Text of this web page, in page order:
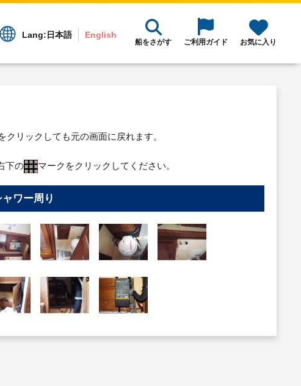
Lang: 日本語 English
船をさがす ご利用ガイド お気に入り
リックしても元の画面に戻れます。
下の
マークをクリックしてください。
ャワー周り